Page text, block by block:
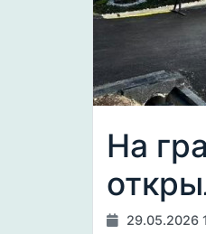
На
29.05.2026